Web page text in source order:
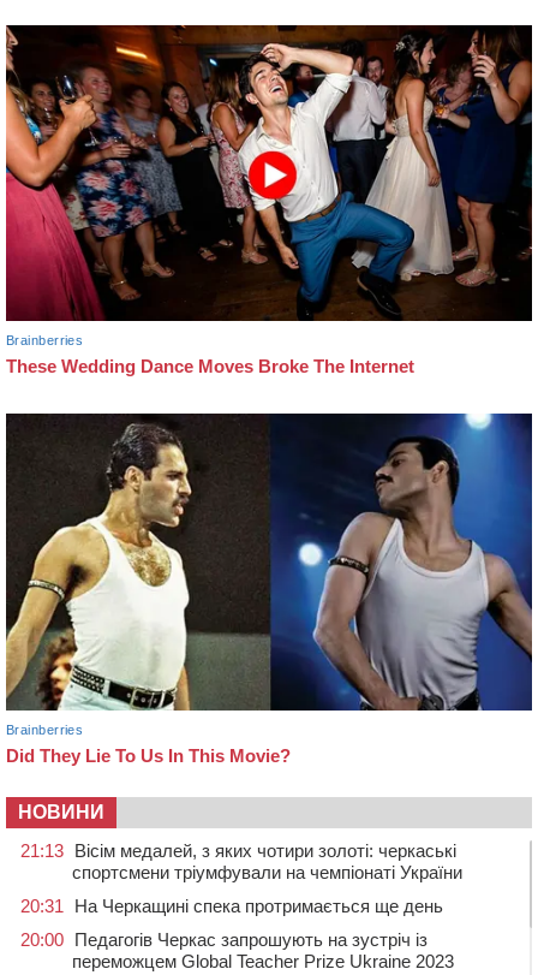
НОВИНИ
21:13 Вісім медалей, з яких чотири золоті: черкаські
спортсмени тріумфували на чемпіонаті України
20:31
На Черкащині спека протримається ще день
20:00 Педагогів Черкас запрошують на зустріч із
переможцем Global Teacher Prize Ukraine 2023